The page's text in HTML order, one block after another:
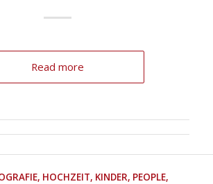
Read more
, HOCHZEIT, KINDER, PEOPLE,